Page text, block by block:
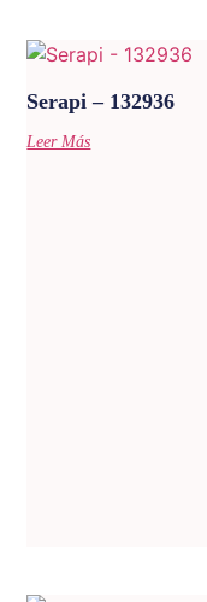
Serapi – 132936
Leer Más